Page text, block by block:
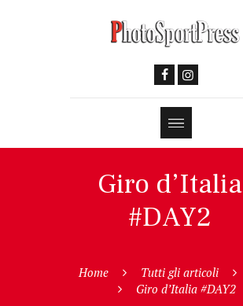
Giro d’Italia
#DAY2
Home Tutti gli articoli
Giro d’Italia #DAY2